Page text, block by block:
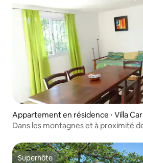
Appartement en résidence ⋅ Villa
Dans les montagnes et à proximité
Superhôte